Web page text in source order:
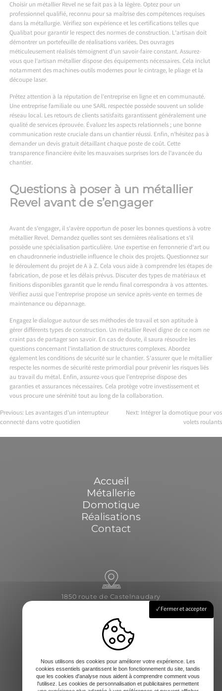
Choisir un métallier Revel ne se fait pas à la légère. Optez pour un
professionnel qualifié, reconnu pour sa maîtrise des compétences requises
dans la métallurgie. Vérifiez son expérience et les certifications telles que
Qualibat pour garantir le respect des normes de construction. L’artisan doit
démontrer un portefeuille de réalisations variées. Des ouvrages
méticuleusement réalisés témoignent d’un savoir-faire constant. Assurez-
vous que l’artisan métallier dispose des équipements nécessaires. Cela inclut
notamment des machines-outils modernes pour le cintrage, le pliage et la
découpe laser.
Prêtez attention à la réputation de l’entreprise en ligne et en communauté.
Une entreprise familiale ou une SARL respectée possède souvent un solide
réseau local. Les retours de clients satisfaits garantissent généralement une
qualité de services éprouvée. Évaluez les aspects relationnels ; une bonne
communication reste cruciale dans un chantier réussi. Enfin, n’hésitez pas à
demander un devis gratuit détaillant chaque poste de coût. Cette
transparence financière évite les mauvaises surprises lors de l’avancée du
chantier.
Questions à poser à un métallier
Revel avant de s’engager
Avant de s’engager, il s’avère opportun de poser les bonnes questions à votre
métallier Revel. Demandez quelles sont ses dernières réalisations et s’il
possède une spécialisation particulière. Une expertise en ferronnerie d’art ou
en chaudronnerie industrielle influence le choix des projets. Questionnez sur
le déroulement du projet de A à Z. Cela vous aide à comprendre les étapes de
fabrication, de pose et les délais prévus. Discuter des types de matériaux et
finitions disponibles garantit que le rendu final correspondra à vos attentes.
Vérifiez aussi que l’entreprise propose un service après-vente en termes de
maintenance ou dépannage.
Engagez le dialogue autour de ses méthodes de travail et son aptitude à
gérer différents types de construction. Un métallier Revel digne de ce nom ne
craint pas de partager son savoir. En cas de doute, il saura résoudre les
questions concernant l’installation de structures complexes. Abordez
également les conditions de sécurité sur le chantier. S’assurer que le métallier
respecte les normes de sécurité reste primordial pour prévenir les risques liés
au travail du métal. Enfin, assurez-vous que l’entreprise dispose des
garanties et assurances nécessaires. Cela protège votre investissement et
vous procure une sérénité tout au long de la collaboration.
Navigation
Previous: Les avantages d’un interrupteur
connecté dans votre quotidien
Next: Intégrer la domotique pour vos
volets roulants
Accueil
Métallerie
Domotique
Réalisations
Contact
1850 route de Castelnaudary
Fermer et accepter
Nous utilisons des cookies pour améliorer votre expérience. Les
cookies essentiels garantissent le bon fonctionnement du site, tandis
que les cookies d'analyse nous aident à comprendre comment vous
l'utilisez. Les cookies de personnalisation et publicitaires permettent